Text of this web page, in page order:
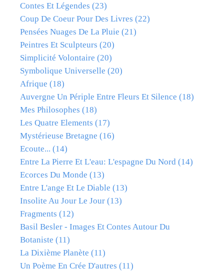
Contes Et Légendes (23)
Coup De Coeur Pour Des Livres (22)
Pensées Nuages De La Pluie (21)
Peintres Et Sculpteurs (20)
Simplicité Volontaire (20)
Symbolique Universelle (20)
Afrique (18)
Auvergne Un Périple Entre Fleurs Et Silence (18)
Mes Philosophes (18)
Les Quatre Elements (17)
Mystérieuse Bretagne (16)
Ecoute... (14)
Entre La Pierre Et L'eau: L'espagne Du Nord (14)
Ecorces Du Monde (13)
Entre L'ange Et Le Diable (13)
Insolite Au Jour Le Jour (13)
Fragments (12)
Basil Besler - Images Et Contes Autour Du
Botaniste (11)
La Dixième Planète (11)
Un Poème En Crée D'autres (11)